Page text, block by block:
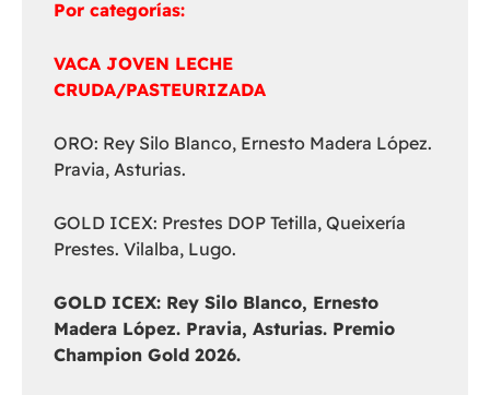
Por categorías:
VACA JOVEN LECHE
CRUDA/PASTEURIZADA
ORO: Rey Silo Blanco, Ernesto Madera López.
Pravia, Asturias.
GOLD ICEX: Prestes DOP Tetilla, Queixería
Prestes. Vilalba, Lugo.
GOLD ICEX: Rey Silo Blanco, Ernesto
Madera López. Pravia, Asturias. Premio
Champion Gold 2026.